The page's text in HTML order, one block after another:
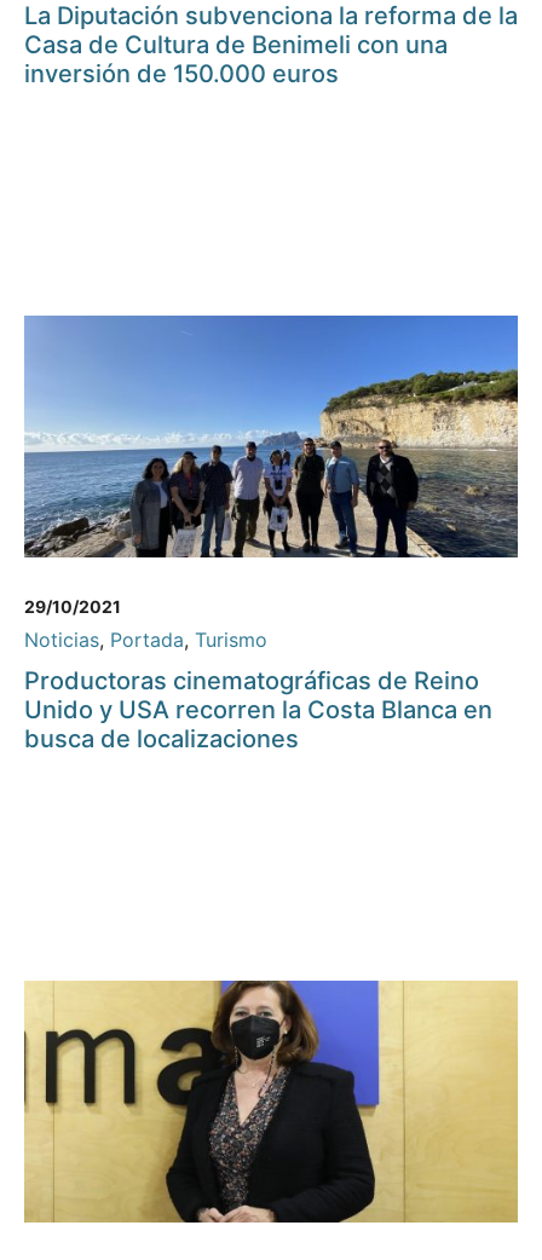
La Diputación subvenciona la reforma de la
Casa de Cultura de Benimeli con una
inversión de 150.000 euros
29/10/2021
Noticias, Portada, Turismo
Productoras cinematográficas de Reino
Unido y USA recorren la Costa Blanca en
busca de localizaciones